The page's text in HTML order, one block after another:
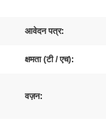
आवेदन पत्र:
क्षमता (टी / एच):
वज़न: